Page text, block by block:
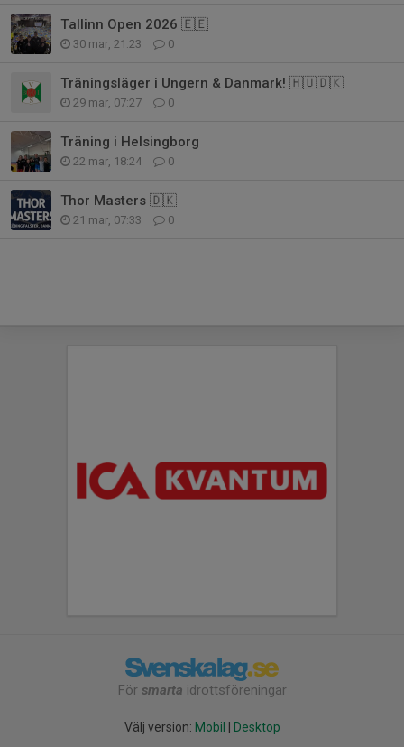
Tallinn Open 2026 🇪🇪
30 mar, 21:23 0
Träningsläger i Ungern & Danmark! 🇭🇺🇩🇰
29 mar, 07:27 0
Träning i Helsingborg
22 mar, 18:24 0
Thor Masters 🇩🇰
21 mar, 07:33 0
För smarta idrottsföreningar
Välj version: Mobil Desktop